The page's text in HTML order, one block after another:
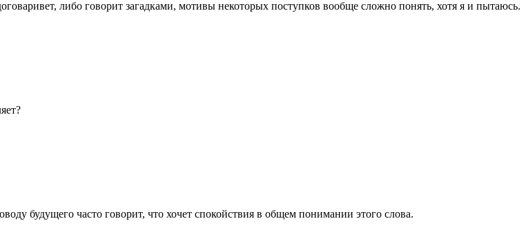
либо говорит загадками, мотивы некоторых поступков вообще сложно понять, хотя я и пытаюсь.
будущего часто говорит, что хочет спокойствия в общем понимании этого слова.